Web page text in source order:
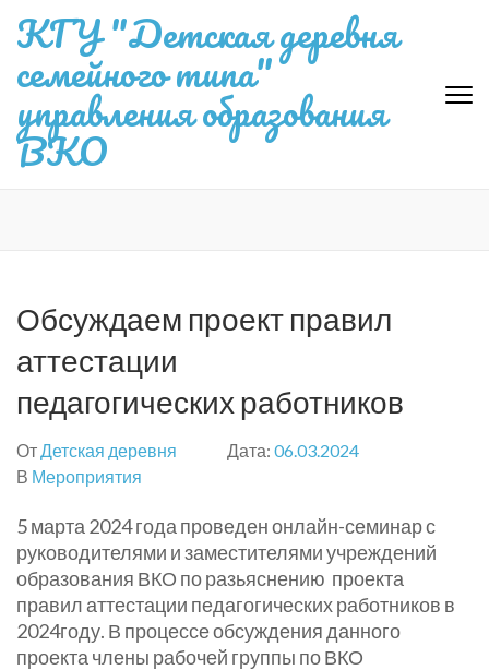
Перейти
содержимому
(нажмите
Enter)
КГУ "Детская деревня
семейного типа"
управления образования
ВКО
Обсуждаем проект правил
аттестации
педагогических работников
ОтДетская деревня Дата: 06.03.2024
В Мероприятия
5 марта 2024 года проведен онлайн-семинар с
руководителями и заместителями учреждений
образования ВКО по разьяснению проекта
правил аттестации педагогических работников в
2024году. В процессе обсуждения данного
проекта члены рабочей группы по ВКО